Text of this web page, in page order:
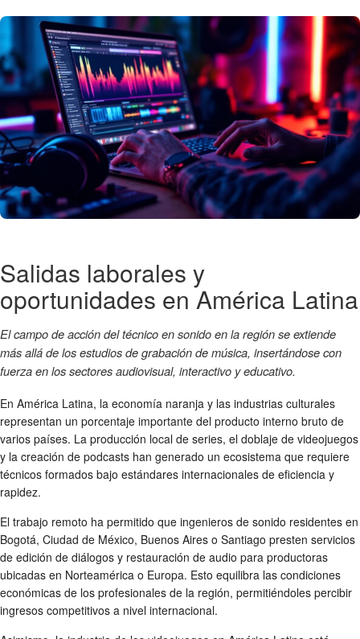
Salidas laborales y
oportunidades en América Latina
El campo de acción del técnico en sonido en la región se extiende
más allá de los estudios de grabación de música, insertándose con
fuerza en los sectores audiovisual, interactivo y educativo.
En América Latina, la economía naranja y las industrias culturales
representan un porcentaje importante del producto interno bruto de
varios países. La producción local de series, el doblaje de videojuegos
y la creación de podcasts han generado un ecosistema que requiere
técnicos formados bajo estándares internacionales de eficiencia y
rapidez.
El trabajo remoto ha permitido que ingenieros de sonido residentes en
Bogotá, Ciudad de México, Buenos Aires o Santiago presten servicios
de edición de diálogos y restauración de audio para productoras
ubicadas en Norteamérica o Europa. Esto equilibra las condiciones
económicas de los profesionales de la región, permitiéndoles percibir
ingresos competitivos a nivel internacional.